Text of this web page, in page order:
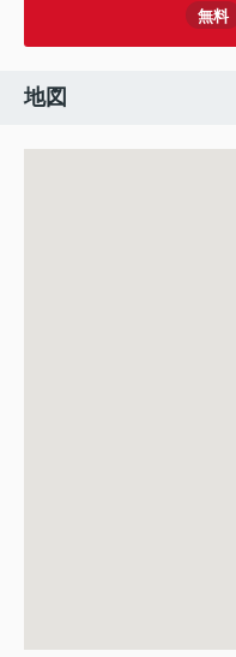
無料
地図